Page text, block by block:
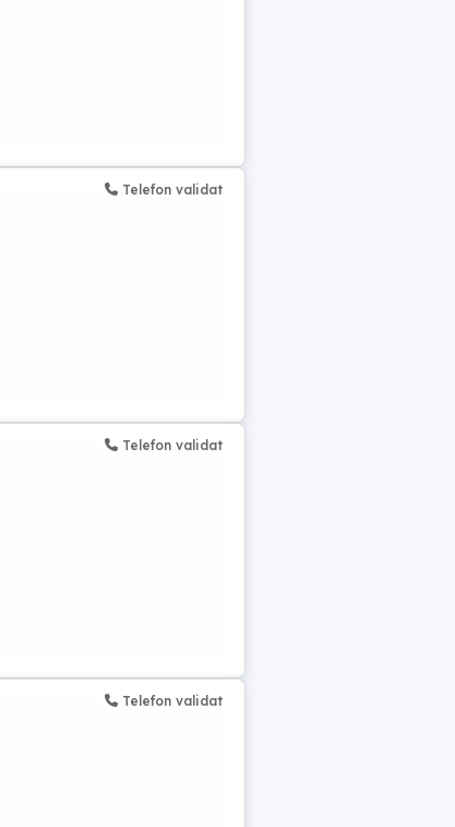
Telefon validat
Telefon validat
Telefon validat